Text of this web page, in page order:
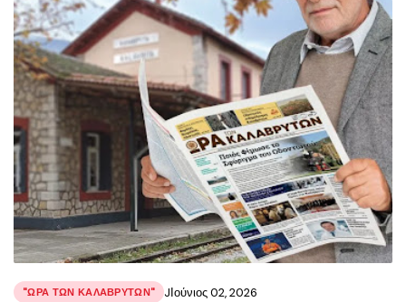
"ΩΡΑ ΤΩΝ ΚΑΛΑΒΡΥΤΩΝ" JΙούνιος 02, 2026